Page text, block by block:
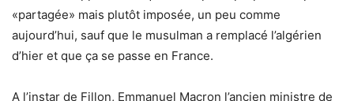
«partagée» mais plutôt imposée, un peu comme
aujourd’hui, sauf que le musulman a remplacé l’algérien
d’hier et que ça se passe en France.
A l’instar de Fillon, Emmanuel Macron l’ancien ministre de